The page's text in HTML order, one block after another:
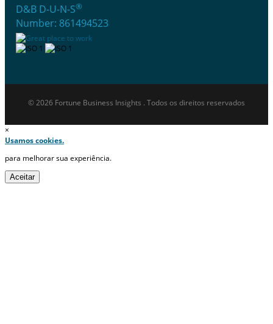
D&B D-U-N-S®
Number: 861494523
© 2026 Fortune Business Insights . Todos os direitos reservados
×
Usamos cookies.
para melhorar sua experiência.
Aceitar